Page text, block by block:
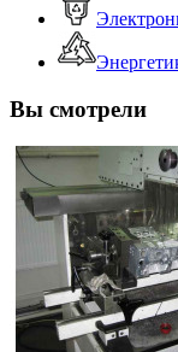
Вы смотрели